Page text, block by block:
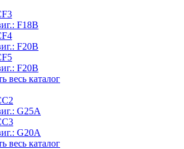
F18B
F20B
F20B
весь каталог
G25A
G20A
весь каталог